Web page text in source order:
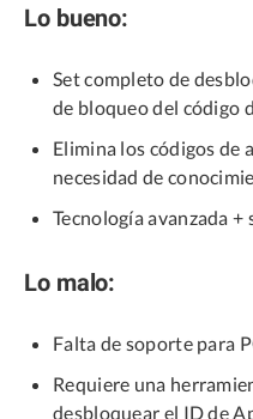
Lo bueno:
Set completo de
de bloqueo del código
Elimina los códigos de
necesidad de
Tecnología avanzada
Lo malo:
Falta de soporte para
Requiere una
desbloquear el ID de